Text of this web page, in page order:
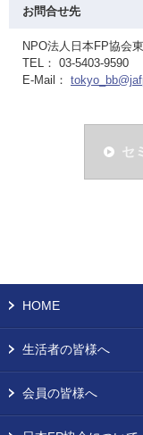
お問合せ先
NPO法人日本FP協会
TEL： 03-5403-9590
E-Mail：
セ
HOME
生活者の皆様へ
会員の皆様へ